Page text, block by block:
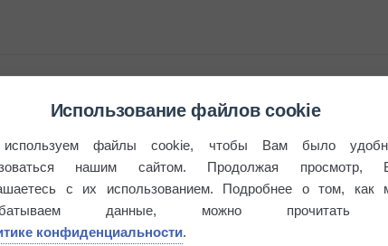
Использование файлов cookie
файлы cookie, чтобы Вам было
нашим сайтом. Продолжая просмотр,
с их использованием. Подробнее о том, как
данные, можно прочитать
конфиденциальности.